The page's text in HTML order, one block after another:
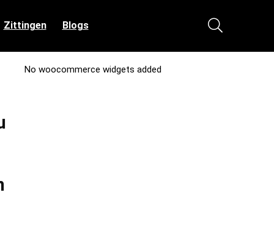
Zittingen Blogs
No woocommerce widgets added